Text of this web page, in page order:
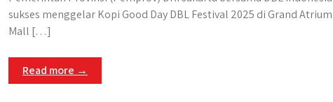
sukses menggelar Kopi Good Day DBL Festival 2025 di Grand Atrium
Mall […]
Read more →